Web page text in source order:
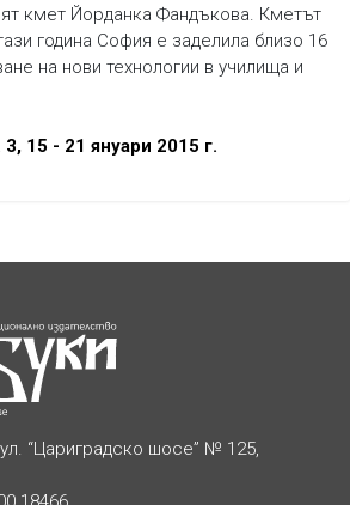
кмет Йорданка Фандъкова. Кметът
година София е заделила близо 16
на нови технологии в училища и
15 - 21 януари 2015 г.
“Цариградско шосе” № 125,